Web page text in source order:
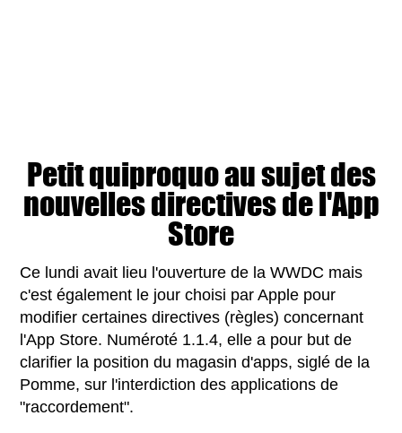
Petit quiproquo au sujet des
nouvelles directives de l'App
Store
Ce lundi avait lieu l'ouverture de la WWDC mais
c'est également le jour choisi par Apple pour
modifier certaines directives (règles) concernant
l'App Store. Numéroté 1.1.4, elle a pour but de
clarifier la position du magasin d'apps, siglé de la
Pomme, sur l'interdiction des applications de
"raccordement".